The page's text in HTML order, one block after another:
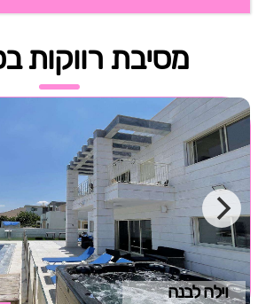
מסיבת רווקות
וילה לבנה